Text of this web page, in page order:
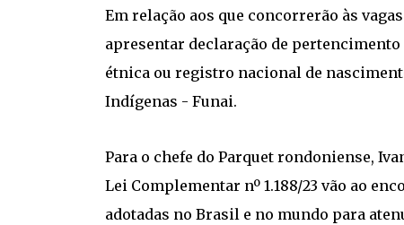
Em relação aos que concorrerão às
apresentar declaração de
étnica ou registro nacional de
Indígenas - Funai.
Para o chefe do Parquet rondoniense,
Lei Complementar nº 1.188/23 vão ao
adotadas no Brasil e no mundo para